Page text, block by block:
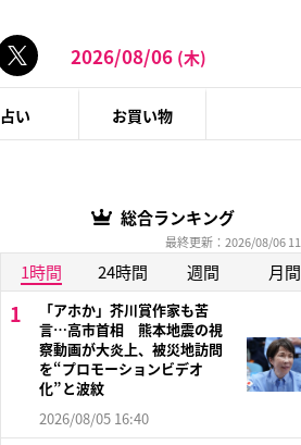
2026/08/06 (木)
占い お買い物
総合ランキング
最終更新：2026/08/06
1時間 24時間 週間 月間
「アホか」芥川賞作家も苦
言…高市首相 熊本地震の視
察動画が大炎上、被災地訪問
を“プロモーションビデオ
化”と波紋
2026/08/05 16:40